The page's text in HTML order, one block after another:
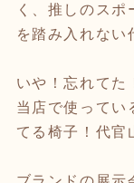
く、推しのス
を踏み入れない
いや！忘れてた
当店で使ってい
てる椅子！代官